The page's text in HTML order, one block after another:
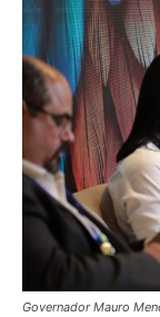
Governador Mauro